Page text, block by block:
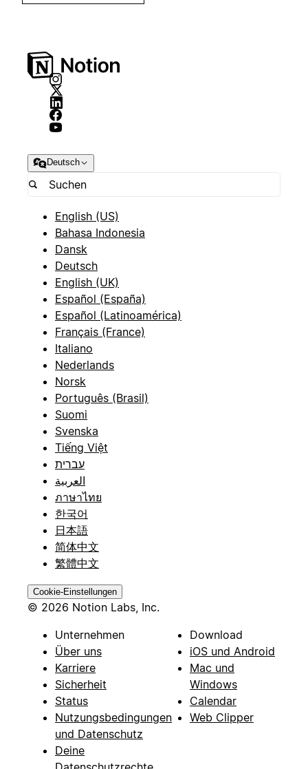
Deutsch
English (US)
Bahasa Indonesia
Dansk
Deutsch
English (UK)
Español (España)
Español (Latinoamérica)
Français (France)
Italiano
Nederlands
Norsk
Português (Brasil)
Suomi
Svenska
Tiếng Việt
עברית
العربية
ภาษาไทย
한국어
日本語
简体中文
繁體中文
Cookie-Einstellungen
© 2026 Notion Labs, Inc.
Unternehmen
Über uns
Karriere
Sicherheit
Status
Nutzungsbedingungen
und Datenschutz
Deine
Download
iOS und Android
Mac und
Windows
Calendar
Web Clipper